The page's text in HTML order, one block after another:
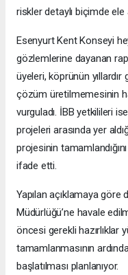
riskler detaylı biçimde ele
Esenyurt Kent Konseyi
gözlemlerine dayanan
üyeleri, köprünün
çözüm üretilmemesinin
vurguladı. İBB yetkilileri
projeleri arasında yer
projesinin
ifade etti.
Yapılan açıklamaya göre
Müdürlüğü’ne havale
öncesi gerekli hazırlıklar
tamamlanmasının
başlatılması planlanıyor.